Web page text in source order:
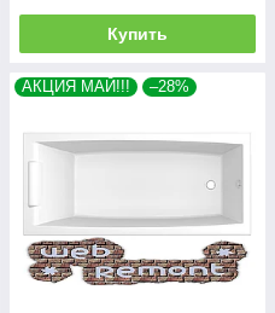
Купить
АКЦИЯ МАЙ!!! –28%